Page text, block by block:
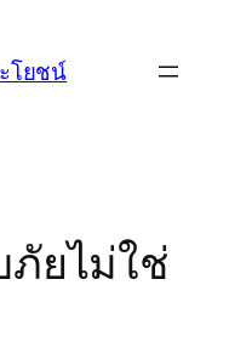
โยชน์
ภัยไม่ใช่